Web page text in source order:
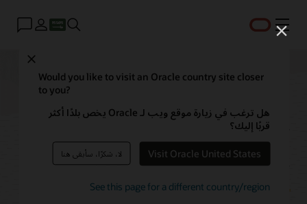
القائمة
Would you like to visit an Oracle country site closer
to you?
هل ترغب في زيارة موقع ويب لـ Oracle يخص بلدًا أكثر
قربًا إليك؟
Visit Oracle United States لا، شكرًا، سأبقى هنا
See this page for a different country/region
Oracle Database
Service لـ Azure